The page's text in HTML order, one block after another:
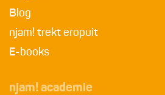
Blog
njam! trekt eropuit
E-books
njam! academie